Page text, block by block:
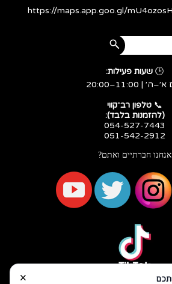
https://maps.app.goo.gl/
🕒 שעות פעילות:
| 11:00–20:00
​​​​​​​📞 טלפון רב־קווי
(להזמנות בלבד):
054-527-7443
051-542-2912
אנחנו חברתיים ואתם?
×